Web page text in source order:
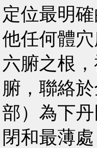
定位最明
他任何體
六腑之根
腑，聯絡
部）為下
閉和最薄